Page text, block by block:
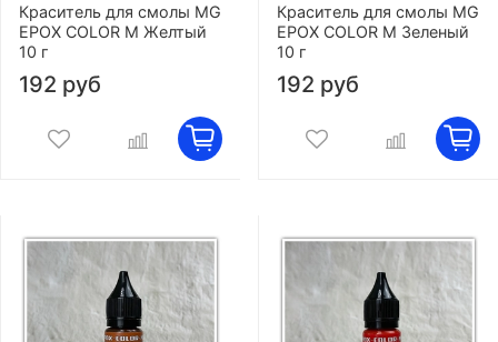
Краситель для смолы MG
EPOX COLOR M Желтый
10 г
192 руб
Краситель для смолы MG
EPOX COLOR M Зеленый
10 г
192 руб